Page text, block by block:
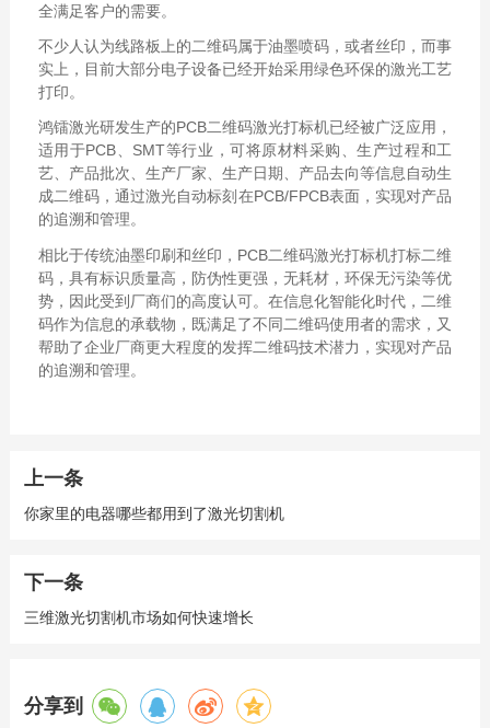
全满足客户的需要。
不少人认为线路板上的二维码属于油墨喷码，或者丝印，而事
实上，目前大部分电子设备已经开始采用绿色环保的激光工艺
打印。
鸿镭激光研发生产的PCB二维码激光打标机已经被广泛应用，
适用于PCB、SMT等行业，可将原材料采购、生产过程和工
艺、产品批次、生产厂家、生产日期、产品去向等信息自动生
成二维码，通过激光自动标刻在PCB/FPCB表面，实现对产品
的追溯和管理。
相比于传统油墨印刷和丝印，PCB二维码激光打标机打标二维
码，具有标识质量高，防伪性更强，无耗材，环保无污染等优
势，因此受到厂商们的高度认可。在信息化智能化时代，二维
码作为信息的承载物，既满足了不同二维码使用者的需求，又
帮助了企业厂商更大程度的发挥二维码技术潜力，实现对产品
的追溯和管理。
上一条
你家里的电器哪些都用到了激光切割机
下一条
三维激光切割机市场如何快速增长
分享到